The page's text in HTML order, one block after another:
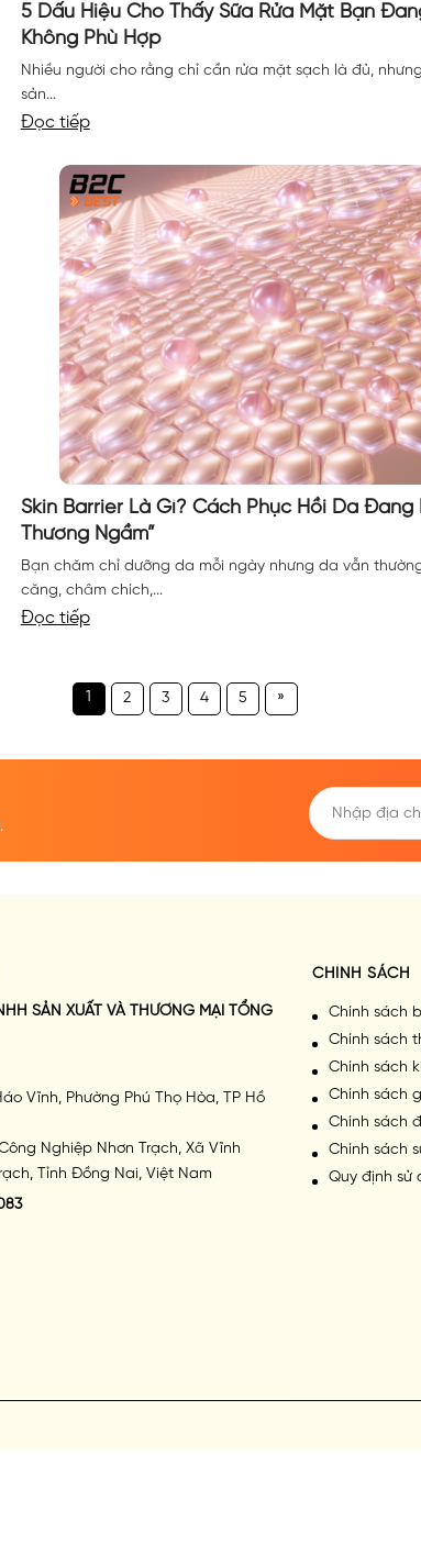
5 Dấu Hiệu Cho Thấy Sữa Rửa Mặt Bạn
Không Phù Hợp
Nhiều người cho rằng chỉ cần rửa mặt sạch là đủ,
sản...
Đọc tiếp
Skin Barrier Là Gì? Cách Phục Hồi Da Đang
Thương Ngầm”
Bạn chăm chỉ dưỡng da mỗi ngày nhưng da vẫn
căng, châm chích,...
Đọc tiếp
1 2 3 4 5 »
SẢN XUẤT VÀ THƯƠNG MẠI TỔNG
Vĩnh, Phường Phú Thọ Hòa, TP Hồ
Nghiệp Nhơn Trạch, Xã Vĩnh
Tỉnh Đồng Nai, Việt Nam
CHÍNH SÁCH
Chính sách
Chính sách
Chính sách
Chính sách
Chính sách
Chính sách
Quy định sử